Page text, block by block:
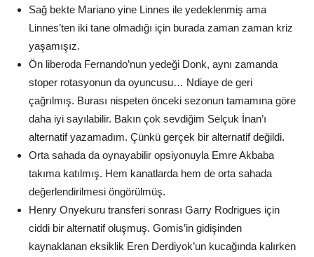
Sağ bekte Mariano yine Linnes ile yedeklenmiş ama
Linnes’ten iki tane olmadığı için burada zaman zaman kriz
yaşamışız.
Ön liberoda Fernando’nun yedeği Donk, aynı zamanda
stoper rotasyonun da oyuncusu… Ndiaye de geri
çağrılmış. Burası nispeten önceki sezonun tamamına göre
daha iyi sayılabilir. Bakın çok sevdiğim Selçuk İnan’ı
alternatif yazamadım. Çünkü gerçek bir alternatif değildi.
Orta sahada da oynayabilir opsiyonuyla Emre Akbaba
takıma katılmış. Hem kanatlarda hem de orta sahada
değerlendirilmesi öngörülmüş.
Henry Onyekuru transferi sonrası Garry Rodrigues için
ciddi bir alternatif oluşmuş. Gomis’in gidişinden
kaynaklanan eksiklik Eren Derdiyok’un kucağında kalırken